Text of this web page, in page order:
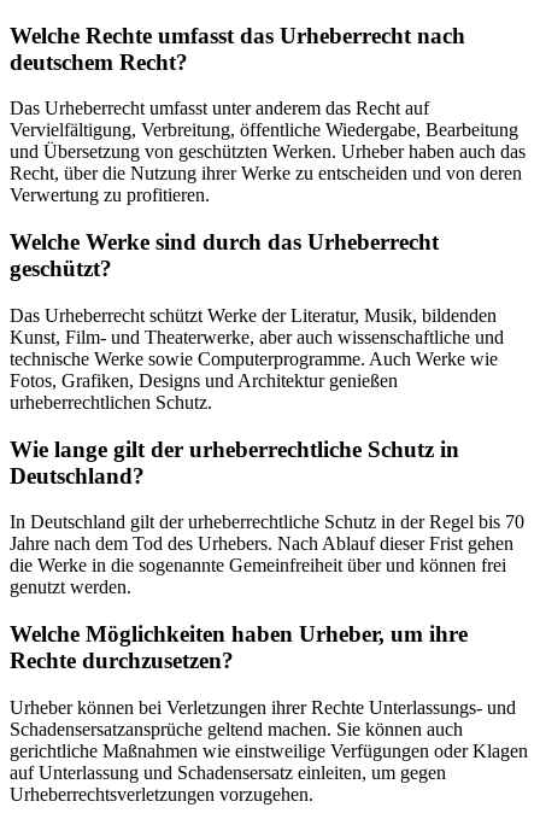
Welche Rechte umfasst das Urheberrecht nach
deutschem Recht?
Das Urheberrecht umfasst unter anderem das Recht auf
Vervielfältigung, Verbreitung, öffentliche Wiedergabe, Bearbeitung
und Übersetzung von geschützten Werken. Urheber haben auch das
Recht, über die Nutzung ihrer Werke zu entscheiden und von deren
Verwertung zu profitieren.
Welche Werke sind durch das Urheberrecht
geschützt?
Das Urheberrecht schützt Werke der Literatur, Musik, bildenden
Kunst, Film- und Theaterwerke, aber auch wissenschaftliche und
technische Werke sowie Computerprogramme. Auch Werke wie
Fotos, Grafiken, Designs und Architektur genießen
urheberrechtlichen Schutz.
Wie lange gilt der urheberrechtliche Schutz in
Deutschland?
In Deutschland gilt der urheberrechtliche Schutz in der Regel bis 70
Jahre nach dem Tod des Urhebers. Nach Ablauf dieser Frist gehen
die Werke in die sogenannte Gemeinfreiheit über und können frei
genutzt werden.
Welche Möglichkeiten haben Urheber, um ihre
Rechte durchzusetzen?
Urheber können bei Verletzungen ihrer Rechte Unterlassungs- und
Schadensersatzansprüche geltend machen. Sie können auch
gerichtliche Maßnahmen wie einstweilige Verfügungen oder Klagen
auf Unterlassung und Schadensersatz einleiten, um gegen
Urheberrechtsverletzungen vorzugehen.